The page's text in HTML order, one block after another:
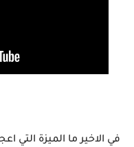
في الاخير ما الميزة التي